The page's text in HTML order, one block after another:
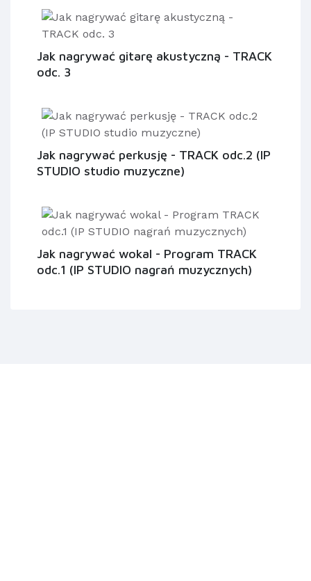
Jak nagrywać gitarę akustyczną - TRACK
odc. 3
Jak nagrywać perkusję - TRACK odc.2 (IP
STUDIO studio muzyczne)
Jak nagrywać wokal - Program TRACK
odc.1 (IP STUDIO nagrań muzycznych)